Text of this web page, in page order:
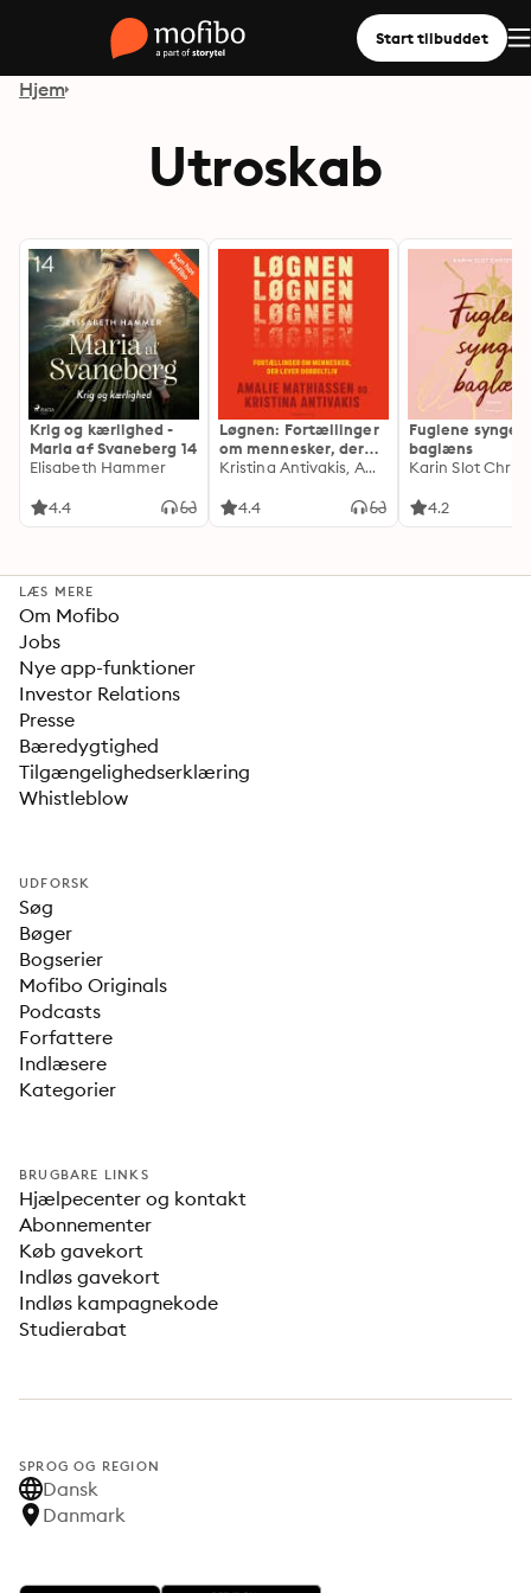
Start tilbuddet
Hjem
Utroskab
Krig og kærlighed -
Maria af Svaneberg 14
Elisabeth Hammer
4.4
Løgnen: Fortællinger
om mennesker, der
lever dobbeltliv
Kristina Antivakis, Amalie Mathiassen
4.4
Fuglene synger
baglæns
Karin Slot
4.2
LÆS MERE
Om Mofibo
Jobs
Nye app-funktioner
Investor Relations
Presse
Bæredygtighed
Tilgængelighedserklæring
Whistleblow
UDFORSK
Søg
Bøger
Bogserier
Mofibo Originals
Podcasts
Forfattere
Indlæsere
Kategorier
BRUGBARE LINKS
Hjælpecenter og kontakt
Abonnementer
Køb gavekort
Indløs gavekort
Indløs kampagnekode
Studierabat
SPROG OG REGION
Dansk
Danmark